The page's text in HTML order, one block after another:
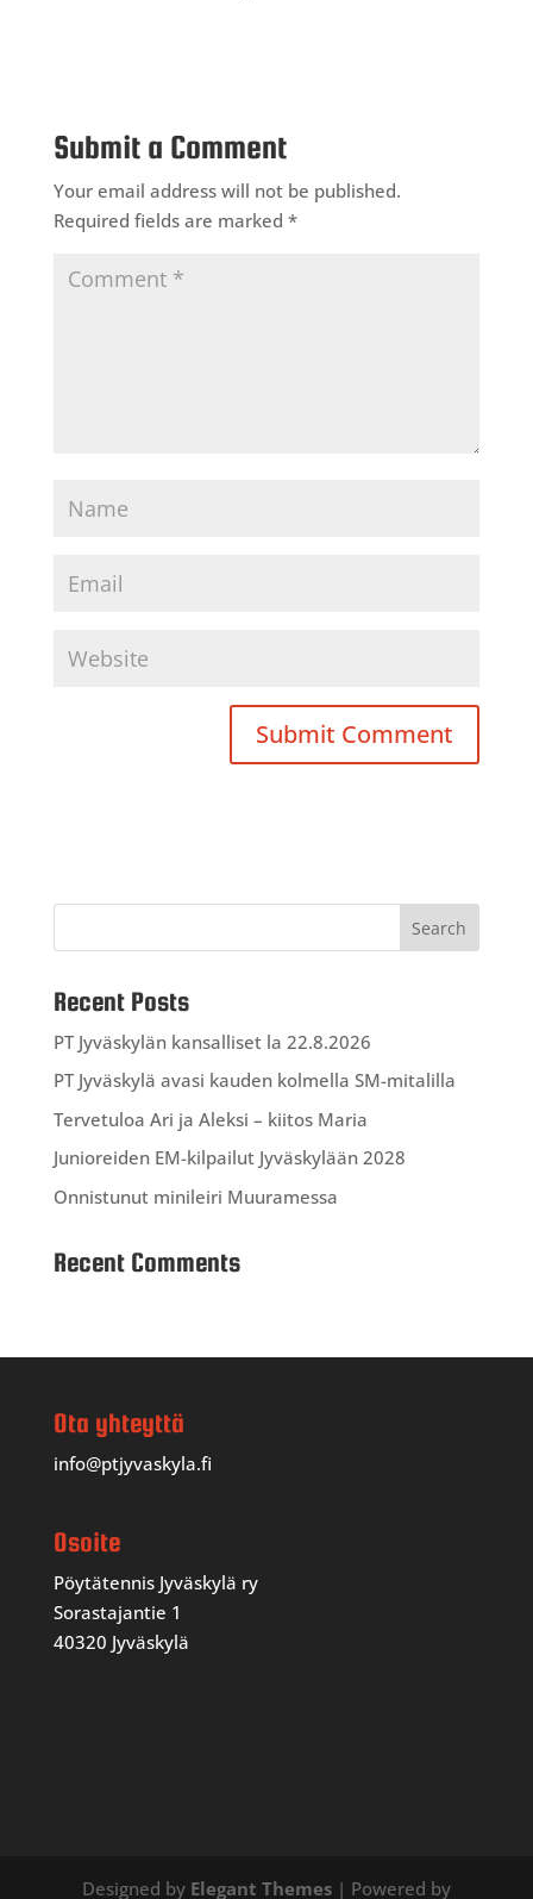
Submit a Comment
Your email address will not be published.
Required fields are marked *
Recent Posts
PT Jyväskylän kansalliset la 22.8.2026
PT Jyväskylä avasi kauden kolmella SM-mitalilla
Tervetuloa Ari ja Aleksi – kiitos Maria
Junioreiden EM-kilpailut Jyväskylään 2028
Onnistunut minileiri Muuramessa
Recent Comments
Ota yhteyttä
info@ptjyvaskyla.fi
Osoite
Pöytätennis Jyväskylä ry
Sorastajantie 1
40320 Jyväskylä
Designed by Elegant Themes| Powered by